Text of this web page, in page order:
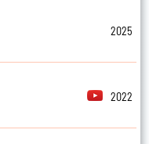
2025
2022